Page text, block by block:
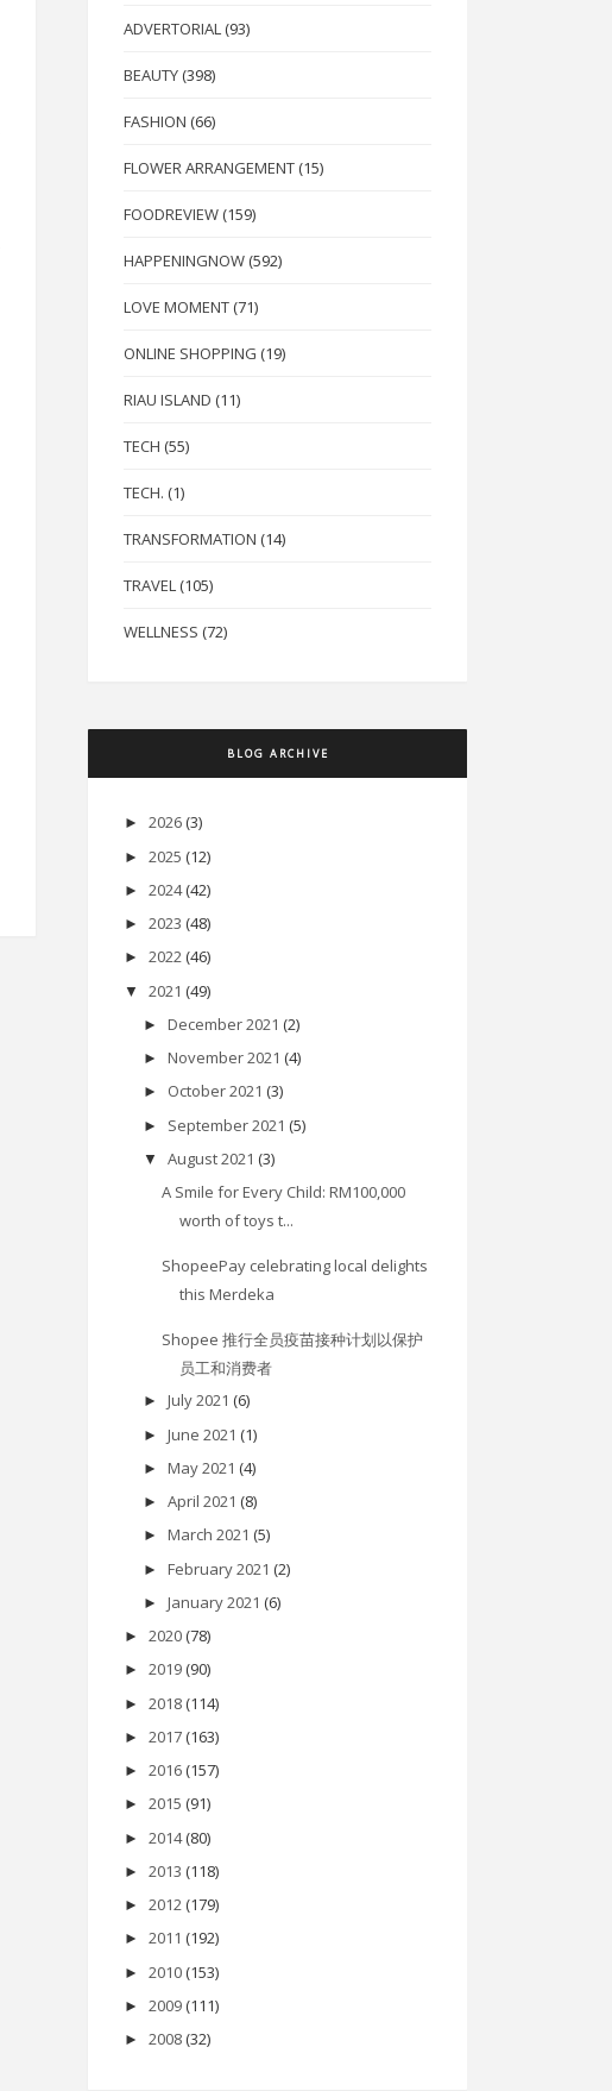
ADVERTORIAL (93)
BEAUTY (398)
FASHION (66)
FLOWER ARRANGEMENT (15)
FOODREVIEW (159)
HAPPENINGNOW (592)
LOVE MOMENT (71)
ONLINE SHOPPING (19)
RIAU ISLAND (11)
TECH (55)
TECH. (1)
TRANSFORMATION (14)
TRAVEL (105)
WELLNESS (72)
BLOG ARCHIVE
► 2026 (3)
► 2025 (12)
► 2024 (42)
► 2023 (48)
► 2022 (46)
▼ 2021 (49)
► December 2021 (2)
► November 2021 (4)
► October 2021 (3)
► September 2021 (5)
▼ August 2021 (3)
A Smile for Every Child: RM100,000
worth of toys t...
ShopeePay celebrating local delights
this Merdeka
Shopee 推行全员疫苗接种计划以保护
员工和消费者
► July 2021 (6)
► June 2021 (1)
► May 2021 (4)
► April 2021 (8)
► March 2021 (5)
► February 2021 (2)
► January 2021 (6)
► 2020 (78)
► 2019 (90)
► 2018 (114)
► 2017 (163)
► 2016 (157)
► 2015 (91)
► 2014 (80)
► 2013 (118)
► 2012 (179)
► 2011 (192)
► 2010 (153)
► 2009 (111)
► 2008 (32)